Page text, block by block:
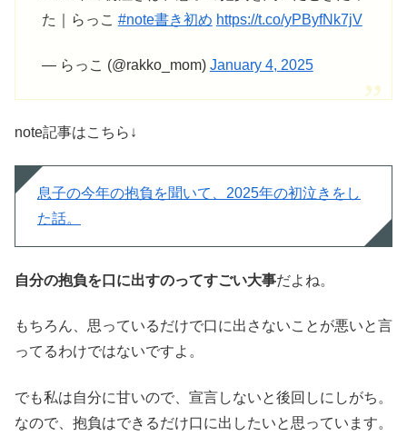
た｜らっこ #note書き初め https://t.co/yPByfNk7jV
— らっこ (@rakko_mom) January 4, 2025
note記事はこちら↓
息子の今年の抱負を聞いて、2025年の初泣きをし
た話。
自分の抱負を口に出すのってすごい大事だよね。
もちろん、思っているだけで口に出さないことが悪いと言
ってるわけではないですよ。
でも私は自分に甘いので、宣言しないと後回しにしがち。
なので、抱負はできるだけ口に出したいと思っています。